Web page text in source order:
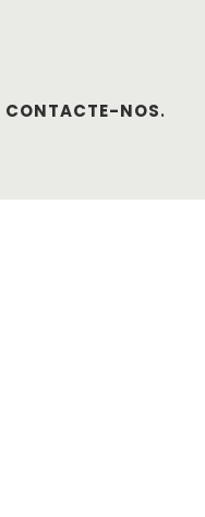
CONTACTE-NOS.